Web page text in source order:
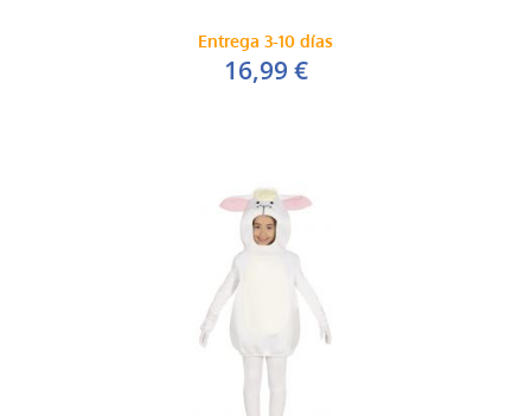
Entrega 3-10 días
16,99 €